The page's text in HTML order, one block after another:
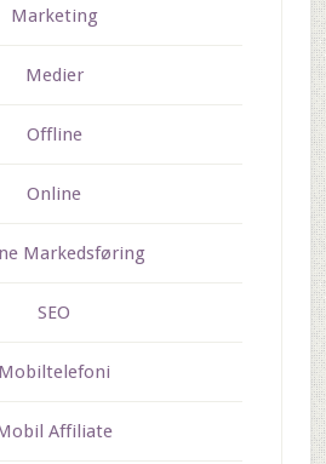
Marketing
Medier
Offline
Online
Markedsføring
SEO
Mobiltelefoni
Affiliate